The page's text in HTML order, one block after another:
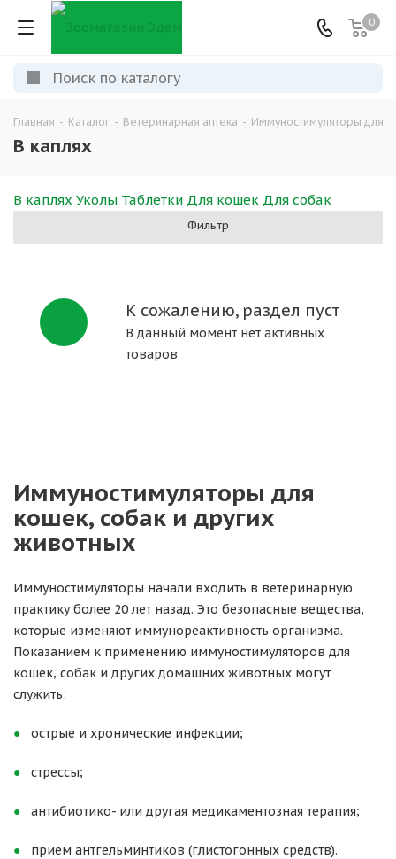
0
Главная - Каталог - Ветеринарная аптека - Иммуностимуляторы для
В каплях
В каплях Уколы Таблетки Для кошек Для собак
Фильтр
К сожалению, раздел пуст
В данный момент нет активных
товаров
Иммуностимуляторы для
кошек, собак и других
животных
Иммуностимуляторы начали входить в ветеринарную
практику более 20 лет назад. Это безопасные вещества,
которые изменяют иммунореактивность организма.
Показанием к применению иммуностимуляторов для
кошек, собак и других домашних животных могут
служить:
острые и хронические инфекции;
стрессы;
антибиотико- или другая медикаментозная терапия;
прием антгельминтиков (глистогонных средств).